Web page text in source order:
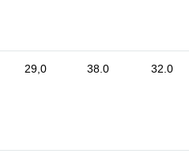
29,0 38.0 32.0